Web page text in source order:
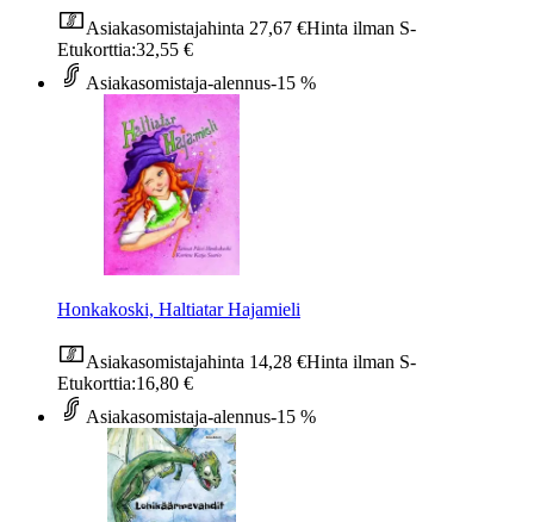
Asiakasomistajahinta 27,67 €Hinta ilman S-
Etukorttia:32,55 €
Asiakasomistaja-alennus-15 %
Honkakoski, Haltiatar Hajamieli
Asiakasomistajahinta 14,28 €Hinta ilman S-
Etukorttia:16,80 €
Asiakasomistaja-alennus-15 %